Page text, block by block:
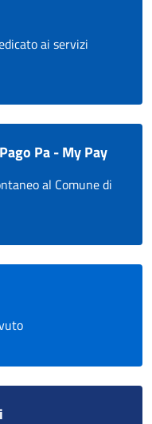
ai servizi
Pa - My Pay
al Comune di